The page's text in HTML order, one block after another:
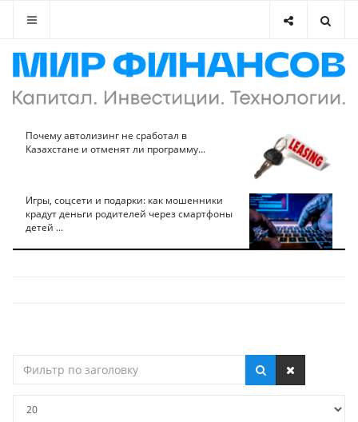
Почему автолизинг не сработал в
Казахстане и отменят ли программу...
Игры, соцсети и подарки: как мошенники
крадут деньги родителей через смартфоны
детей ...
по